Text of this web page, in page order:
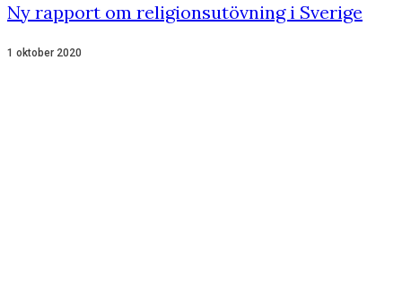
Ny rapport om religionsutövning i Sverige
1 oktober 2020